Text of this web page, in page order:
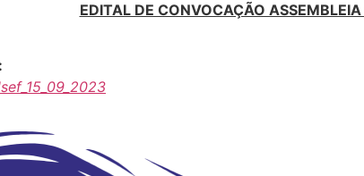
EDITAL DE CONVOCAÇÃO